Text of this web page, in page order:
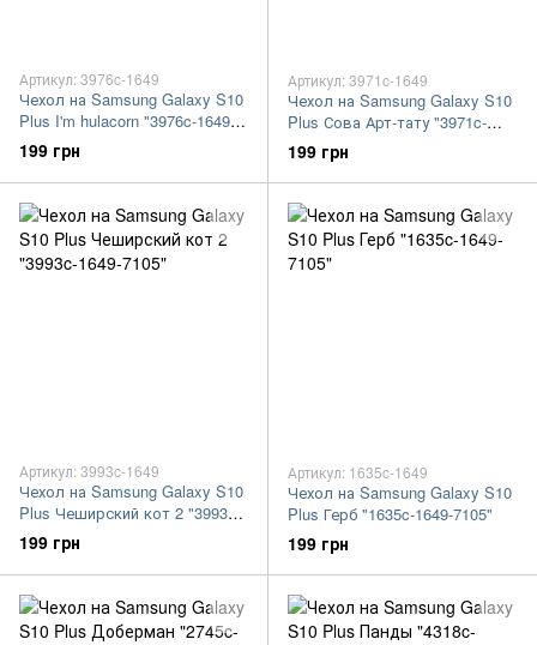
Артикул: 3976c-1649
Чехол на Samsung Galaxy S10
Plus I'm hulacorn "3976c-1649-
7105"
199 грн
Артикул: 3971c-1649
Чехол на Samsung Galaxy S10
Plus Сова Арт-тату "3971c-
1649-7105"
199 грн
Артикул: 3993c-1649
Чехол на Samsung Galaxy S10
Plus Чеширский кот 2 "3993c-
1649-7105"
199 грн
Артикул: 1635c-1649
Чехол на Samsung Galaxy S10
Plus Герб "1635c-1649-7105"
199 грн